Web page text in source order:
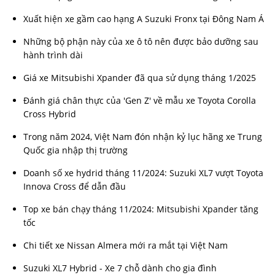
Xuất hiện xe gầm cao hạng A Suzuki Fronx tại Đông Nam Á
Những bộ phận này của xe ô tô nên được bảo dưỡng sau
hành trình dài
Giá xe Mitsubishi Xpander đã qua sử dụng tháng 1/2025
Đánh giá chân thực của 'Gen Z' về mẫu xe Toyota Corolla
Cross Hybrid
Trong năm 2024, Việt Nam đón nhận kỷ lục hãng xe Trung
Quốc gia nhập thị trường
Doanh số xe hydrid tháng 11/2024: Suzuki XL7 vượt Toyota
Innova Cross để dẫn đầu
Top xe bán chạy tháng 11/2024: Mitsubishi Xpander tăng
tốc
Chi tiết xe Nissan Almera mới ra mắt tại Việt Nam
Suzuki XL7 Hybrid - Xe 7 chỗ dành cho gia đình